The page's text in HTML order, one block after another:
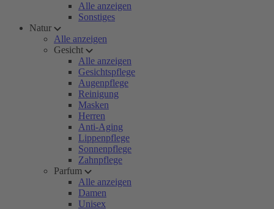
Alle anzeigen
Sonstiges
Natur
Alle anzeigen
Gesicht
Alle anzeigen
Gesichtspflege
Augenpflege
Reinigung
Masken
Herren
Anti-Aging
Lippenpflege
Sonnenpflege
Zahnpflege
Parfum
Alle anzeigen
Damen
Unisex